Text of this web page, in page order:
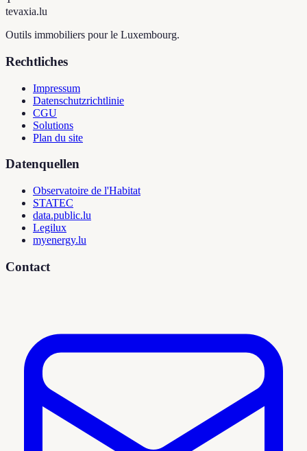
tevaxia.lu
Outils immobiliers pour le Luxembourg.
Rechtliches
Impressum
Datenschutzrichtlinie
CGU
Solutions
Plan du site
Datenquellen
Observatoire de l'Habitat
STATEC
data.public.lu
Legilux
myenergy.lu
Contact